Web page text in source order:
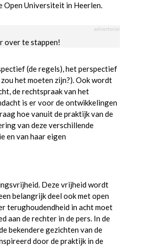
Open Universiteit in Heerlen.
advertorial
over te stappen!
(de regels), het perspectief
het moeten zijn?). Ook wordt
de rechtspraak van het
is er voor de ontwikkelingen
hoe vanuit de praktijk van de
van deze verschillende
en van haar eigen
Deze vrijheid wordt
belangrijk deel ook met open
terughoudendheid in acht moet
aan de rechter in de pers. In de
bekendere gezichten van de
door de praktijk in de